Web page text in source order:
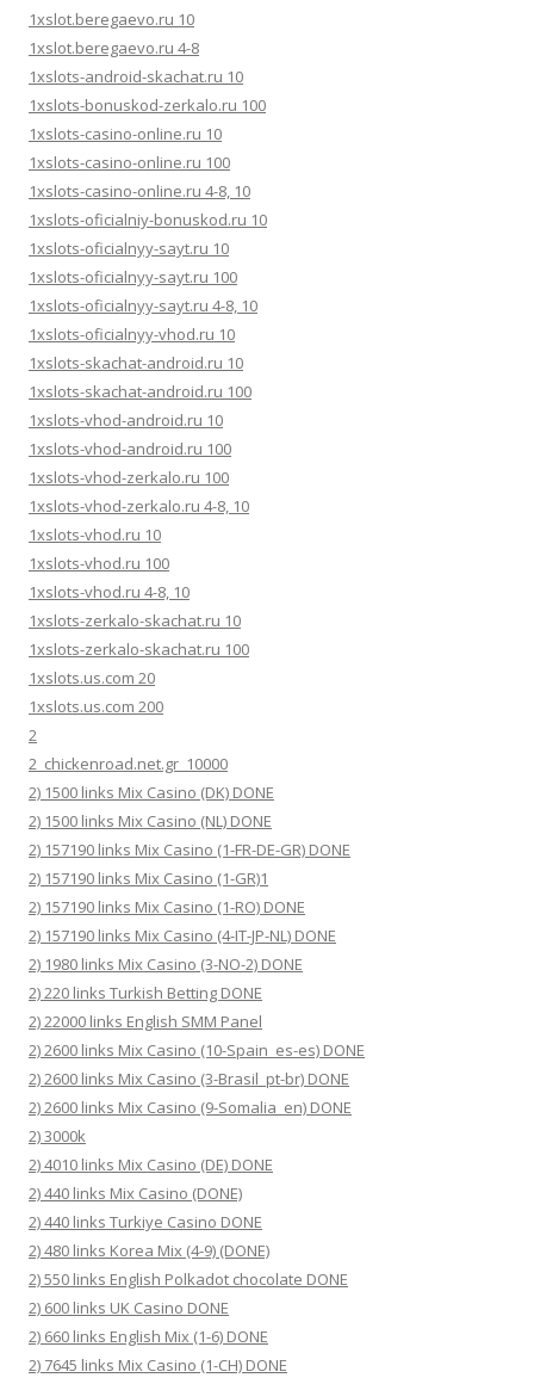
1xslot.beregaevo.ru 10
1xslot.beregaevo.ru 4-8
1xslots-android-skachat.ru 10
1xslots-bonuskod-zerkalo.ru 100
1xslots-casino-online.ru 10
1xslots-casino-online.ru 100
1xslots-casino-online.ru 4-8, 10
1xslots-oficialniy-bonuskod.ru 10
1xslots-oficialnyy-sayt.ru 10
1xslots-oficialnyy-sayt.ru 100
1xslots-oficialnyy-sayt.ru 4-8, 10
1xslots-oficialnyy-vhod.ru 10
1xslots-skachat-android.ru 10
1xslots-skachat-android.ru 100
1xslots-vhod-android.ru 10
1xslots-vhod-android.ru 100
1xslots-vhod-zerkalo.ru 100
1xslots-vhod-zerkalo.ru 4-8, 10
1xslots-vhod.ru 10
1xslots-vhod.ru 100
1xslots-vhod.ru 4-8, 10
1xslots-zerkalo-skachat.ru 10
1xslots-zerkalo-skachat.ru 100
1xslots.us.com 20
1xslots.us.com 200
2
2_chickenroad.net.gr_10000
2) 1500 links Mix Casino (DK) DONE
2) 1500 links Mix Casino (NL) DONE
2) 157190 links Mix Casino (1-FR-DE-GR) DONE
2) 157190 links Mix Casino (1-GR)1
2) 157190 links Mix Casino (1-RO) DONE
2) 157190 links Mix Casino (4-IT-JP-NL) DONE
2) 1980 links Mix Casino (3-NO-2) DONE
2) 220 links Turkish Betting DONE
2) 22000 links English SMM Panel
2) 2600 links Mix Casino (10-Spain_es-es) DONE
2) 2600 links Mix Casino (3-Brasil_pt-br) DONE
2) 2600 links Mix Casino (9-Somalia_en) DONE
2) 3000k
2) 4010 links Mix Casino (DE) DONE
2) 440 links Mix Casino (DONE)
2) 440 links Turkiye Casino DONE
2) 480 links Korea Mix (4-9) (DONE)
2) 550 links English Polkadot chocolate DONE
2) 600 links UK Casino DONE
2) 660 links English Mix (1-6) DONE
2) 7645 links Mix Casino (1-CH) DONE